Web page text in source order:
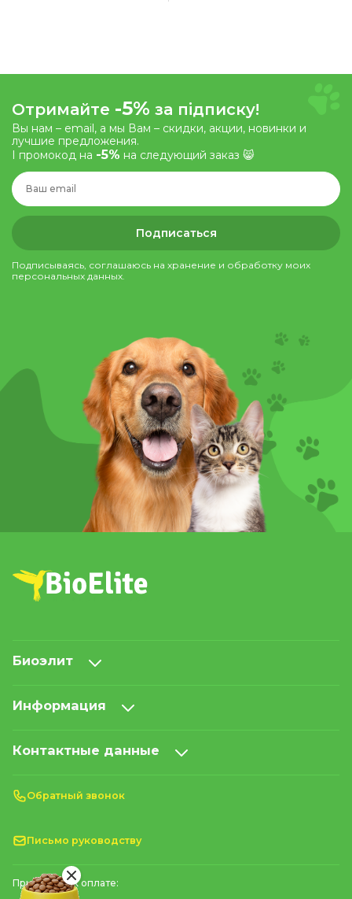
Отримайте -5% за підписку!
Вы нам – email, а мы Вам – скидки, акции, новинки и
лучшие предложения.
І промокод на -5% на следующий заказ 😸
Подписаться
Подписываясь, соглашаюсь на хранение и обработку моих
персональных данных.
Биоэлит
Информация
Контактные данные
Обратный звонок
Письмо руководству
Принимаем к оплате: